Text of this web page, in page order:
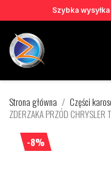
Szybka
Strona główna Części
ZDERZAKA PRZÓD
-8%